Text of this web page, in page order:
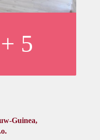
+ 5
Guinea,